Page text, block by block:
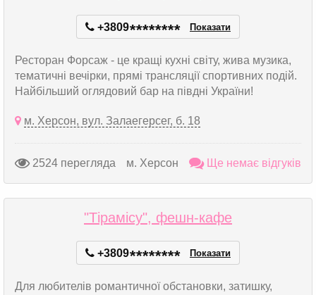
+3809******** Показати
Ресторан Форсаж - це кращі кухні світу, жива музика,
тематичні вечірки, прямі трансляції спортивних подій.
Найбільший оглядовий бар на півдні України!
м. Херсон, вул. Залаегерсег, б. 18
2524 перегляда м. Херсон Ще немає відгуків
"Тірамісу", фешн-кафе
+3809******** Показати
Для любителів романтичної обстановки, затишку,